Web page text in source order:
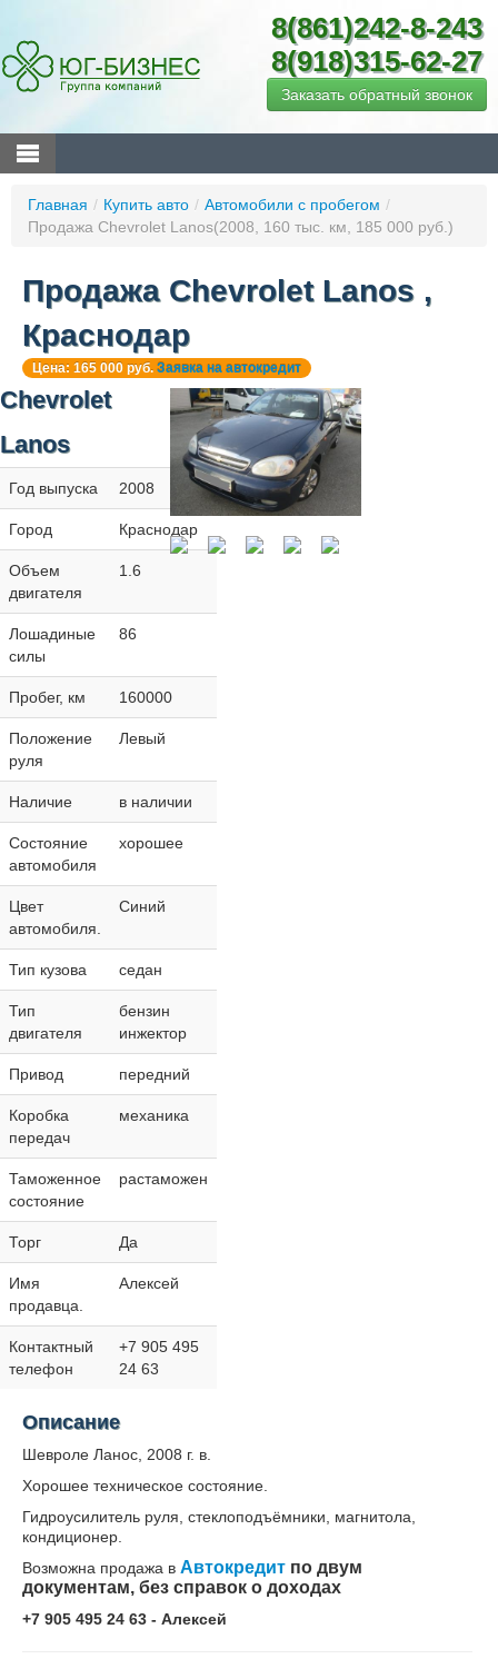
8(861)242-8-243
8(918)315-62-27
Заказать обратный звонок
Главная / Купить авто / Автомобили с пробегом /
Продажа Chevrolet Lanos(2008, 160 тыс. км, 185 000 руб.)
Продажа Chevrolet Lanos ,
Краснодар
Цена: 165 000 руб. Заявка на автокредит
Chevrolet
Lanos
Год выпуска 2008
Город Краснодар
Объем
двигателя
1.6
Лошадиные
силы
86
Пробег, км 160000
Положение
руля
Левый
Наличие в наличии
Состояние
автомобиля
хорошее
Цвет
автомобиля.
Синий
Тип кузова седан
Тип
двигателя
бензин
инжектор
Привод передний
Коробка
передач
механика
Таможенное
состояние
растаможен
Торг Да
Имя
продавца.
Алексей
Контактный
телефон
+7 905 495
24 63
Описание
Шевроле Ланос, 2008 г. в.
Хорошее техническое состояние.
Гидроусилитель руля, стеклоподъёмники, магнитола,
кондиционер.
Возможна продажа в Автокредитпо двум
документам, без справок о доходах
+7 905 495 24 63 - Алексей